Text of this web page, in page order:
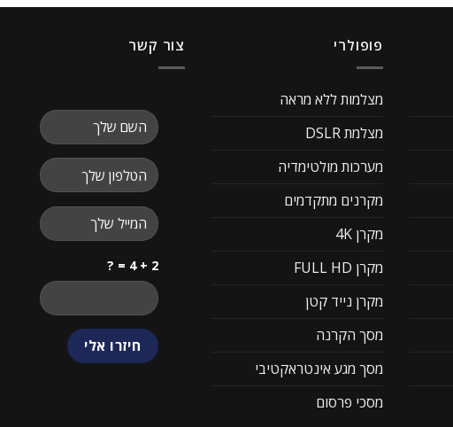
פופולרי
מצלמות ללא מראה
מצלמת DSLR
מערכות מולטימדיה
מקרנים מתקדמים
מקרן 4K
מקרן FULL HD
מקרן נייד קטן
מסך הקרנה
מסך מגע אינטראקטיבי
מסכי פרסום
צור קשר
2 + 4 = ?